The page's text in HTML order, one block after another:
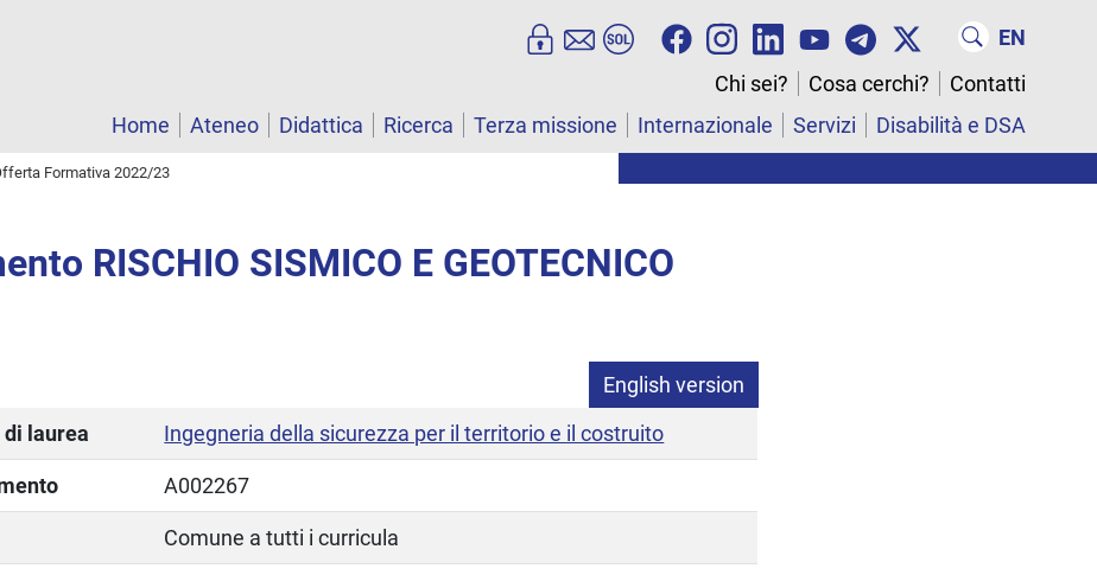
EN
Chi sei?
Cosa cerchi?
Contatti
Home
Ateneo Didattica Ricerca Terza missione Internazionale Servizi Disabilità e DSA
Formativa 2022/23
RISCHIO SISMICO E GEOTECNICO
English version
di laurea
Ingegneria della sicurezza per il territorio e il costruito
A002267
Comune a tutti i curricula